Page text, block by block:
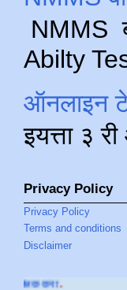
NMMS
Abilty
ऑनलाइन
इयत्ता ३
Privacy Policy
Privacy Policy
Terms and conditions
Disclaimer